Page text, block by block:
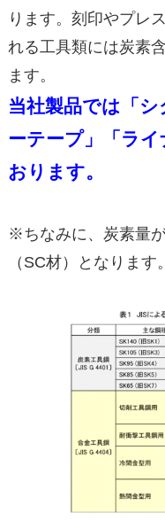
ります。刻印やプレ
れる工具類には炭素
ます。
当社製品では「
ーテープ」「ラ
おります。
※ちなみに、炭素量
（SC材）となります。